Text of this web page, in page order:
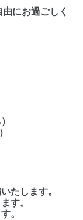
にお過ごしく
たします。
す。
。